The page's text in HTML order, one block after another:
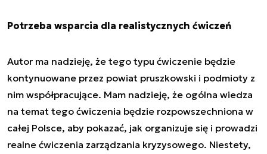
Potrzeba wsparcia dla realistycznych ćwiczeń
Autor ma nadzieję, że tego typu ćwiczenie będzie
kontynuowane przez powiat pruszkowski i podmioty z
nim współpracujące. Mam nadzieję, że ogólna wiedza
na temat tego ćwiczenia będzie rozpowszechniona w
całej Polsce, aby pokazać, jak organizuje się i prowadzi
realne ćwiczenia zarządzania kryzysowego. Niestety,